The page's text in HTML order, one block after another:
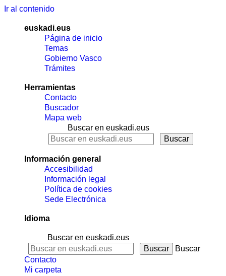
Ir al contenido
euskadi.eus
Página de inicio
Temas
Gobierno Vasco
Trámites
Herramientas
Contacto
Buscador
Mapa web
Buscar en euskadi.eus
Información general
Accesibilidad
Información legal
Política de cookies
Sede Electrónica
Idioma
Buscar en euskadi.eus
Buscar
Contacto
Mi carpeta